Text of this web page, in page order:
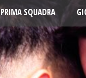
PRIMA SQUADRA